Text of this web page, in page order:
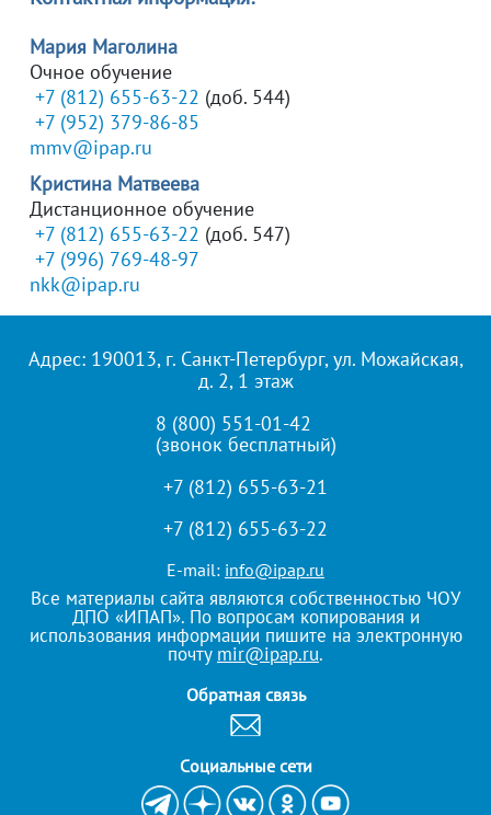
Мария Маголина
Очное обучение
+7 (812) 655-63-22 (доб. 544)
+7 (952) 379-86-85
mmv@ipap.ru
Кристина Матвеева
Дистанционное обучение
+7 (812) 655-63-22 (доб. 547)
+7 (996) 769-48-97
nkk@ipap.ru
Адрес: 190013, г. Санкт-Петербург, ул. Можайская,
д. 2, 1 этаж
8 (800) 551-01-42
(звонок бесплатный)
+7 (812) 655-63-21
+7 (812) 655-63-22
E-mail: info@ipap.ru
Все материалы сайта являются собственностью ЧОУ
ДПО «ИПАП». По вопросам копирования и
использования информации пишите на электронную
почту mir@ipap.ru.
Обратная связь
Cоциальные сети